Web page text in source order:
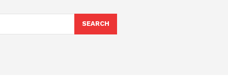
SEARCH